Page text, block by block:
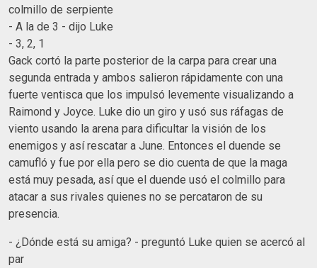
colmillo de serpiente
- A la de 3 - dijo Luke
- 3, 2, 1
Gack cortó la parte posterior de la carpa para crear una
segunda entrada y ambos salieron rápidamente con una
fuerte ventisca que los impulsó levemente visualizando a
Raimond y Joyce. Luke dio un giro y usó sus ráfagas de
viento usando la arena para dificultar la visión de los
enemigos y así rescatar a June. Entonces el duende se
camufló y fue por ella pero se dio cuenta de que la maga
está muy pesada, así que el duende usó el colmillo para
atacar a sus rivales quienes no se percataron de su
presencia.
- ¿Dónde está su amiga? - preguntó Luke quien se acercó al
par